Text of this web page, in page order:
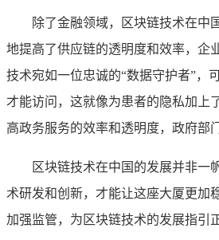
除了金融领域，区块链技术在中
地提高了供应链的透明度和效率，企
技术宛如一位忠诚的“数据守护者”，
才能访问，这就像为患者的隐私加上
高政务服务的效率和透明度，政府部
区块链技术在中国的发展并非一
术研发和创新，才能让这座大厦更加
加强监管，为区块链技术的发展指引